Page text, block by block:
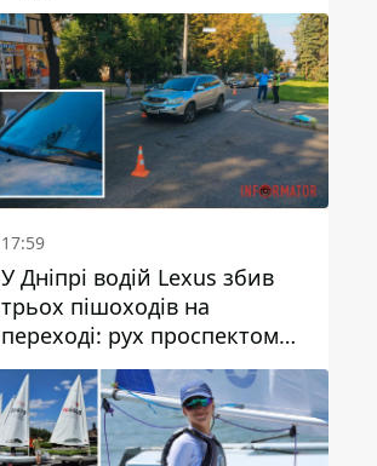
17:59
У Дніпрі водій Lexus збив
трьох пішоходів на
переході: рух проспектом
Науки ускладнений